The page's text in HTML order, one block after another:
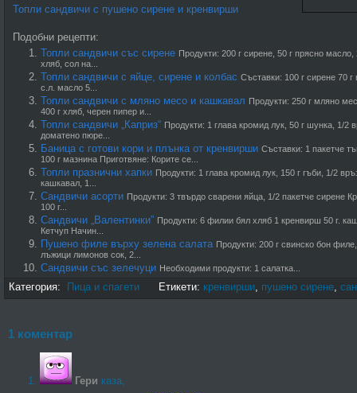
Топли сандвичи с пушено сирене и кренвирши
Подобни рецепти:
Топли сандвичи със сирене Продукти: 200 г сирене, 50 г прясно
хляб, сол на...
Топли сандвичи с яйце, сирене и колбас Съставки: 100 г сирене 70
с.л. масло 5...
Топли сандвичи с мляно месо и кашкавал Продукти: 250 г мляно
400 г хляб, черен пипер и...
Топли сандвичи „Каприз“ Продукти: 1 глава кромид лук, 50 г шунка, 1/2
доматено пюре...
Баница с готови кори и плънка от кренвирши Съставки: 1 пакетче
100 г мазнина Приготвяне: Корите се...
Топли празнични хапки Продукти: 1 глава кромид лук, 150 г гъби, 1/2
кашкавал, 1...
Сандвичи асорти Продукти: 3 твърдо сварени яйца, 1/2 пакетче сирене
100 г...
Сандвичи „Валентинки” Продукти: 6 филии бял хляб 1 кренвирш 50 г.
Кетчуп Начин...
Пушено филе върху зелена салата Продукти: 200 г свинско бон
лъжици лимонов сок, 2...
Сандвичи със зелечуци Необходими продукти: 1 салатка...
Категория: Пица и спагети Етикети: кренвирши, пушено сирене,
1 коментар
Гери каза,